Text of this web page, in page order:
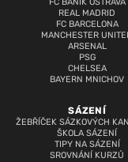
REAL MADRID
FC BARCELONA
MANCHESTER
ARSENAL
PSG
CHELSEA
BAYERN MNICHOV
SÁZENÍ
ŽEBŘÍČEK SÁZKOVÝCH
ŠKOLA SÁZENÍ
TIPY NA SÁZENÍ
SROVNÁNÍ KURZŮ